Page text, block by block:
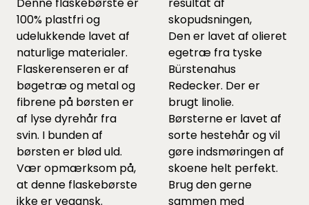
100% plastfri og
udelukkende lavet af
naturlige materialer.
Flaskerenseren er af
bøgetræ og metal og
fibrene på børsten er
af lyse dyrehår fra
svin. I bunden af
børsten er blød uld.
Vær opmærksom på,
at denne flaskebørste
ikke er vegansk.
skopudsningen,
Den er lavet af olieret
egetræ fra tyske
Bürstenahus
Redecker. Der er
brugt linolie.
Børsterne er lavet af
sorte hestehår og vil
gøre indsmøringen af
skoene helt perfekt.
Brug den gerne
sammen med